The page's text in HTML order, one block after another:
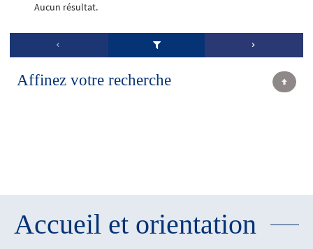
Aucun résultat.
Affinez votre recherche
Accueil et orientation